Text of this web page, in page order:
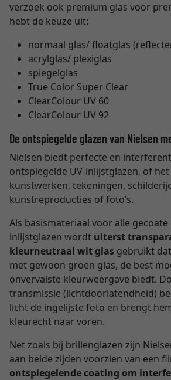
verzoek ook premium glas voor
hebt de keuze uit:
normaal glas/ floatglas
acrylglas/ plexiglas
spiegelglas
True Color Super Clear
ClearColour UV 60
ClearColour UV 92
De ontspiegelde glazen van Nielsen
Nielsen biedt perfecte en
ontspiegelde UV-inlijstglazen, of
kunstwerken, tekeningen,
kunstreproducties of foto’s.
Als basismateriaal voor alle gecoate
inlijstglazen wordt uiterst
kleurneutraal wit glas gebruikt
met gewoon groen glas, de best
onvervalste kleurweergave biedt.
transmissie (lichtdoorlatendheid)
licht de ingelijste foto en brengt
kleurecht naar voren.
Net zoals bij brillenglazen zijn
aan beide zijden voorzien van een
ontspiegelende coating om